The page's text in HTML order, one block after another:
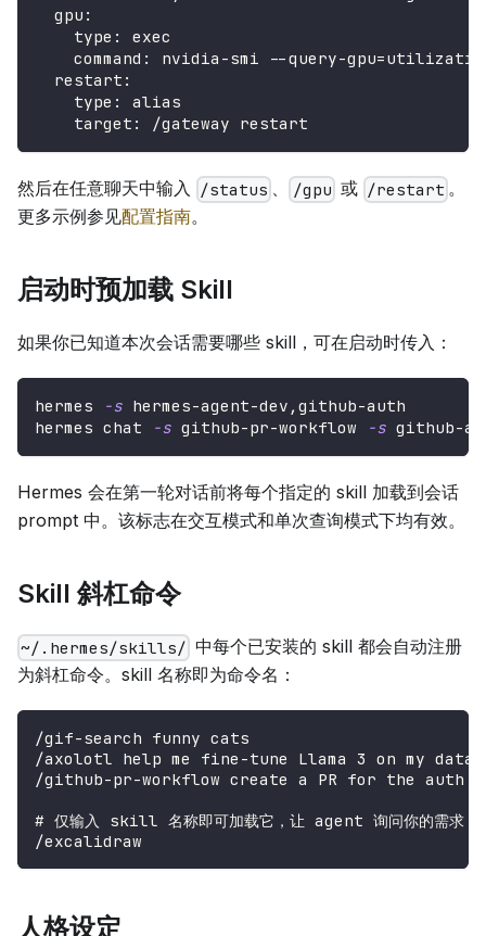
gpu :
type :
exec
command : nvidia -smi --query-
restart :
type :
alias
target : /gateway restart
然后在任意聊天中输入 /status 、 /gpu或 /restart 。
更多示例参见配置指南。
启动时预加载 Skill
如果你已知道本次会话需要哪些 skill，可在启动时传入：
hermes -s hermes-agent-dev,github-auth
hermes chat
-s github-pr-workflow -s github-
Hermes 会在第一轮对话前将每个指定的 skill 加载到会话
prompt 中。该标志在交互模式和单次查询模式下均有效。
Skill 斜杠命令
~/.hermes/skills/ 中每个已安装的 skill 都会自动注册
为斜杠命令。skill 名称即为命令名：
/gif-search funny cats
/axolotl help me fine-tune Llama 3 on my
/github-pr-workflow create a PR for the auth
# 仅输入 skill 名称即可加载它，让 agent 询问你的需求：
/excalidraw
人格设定